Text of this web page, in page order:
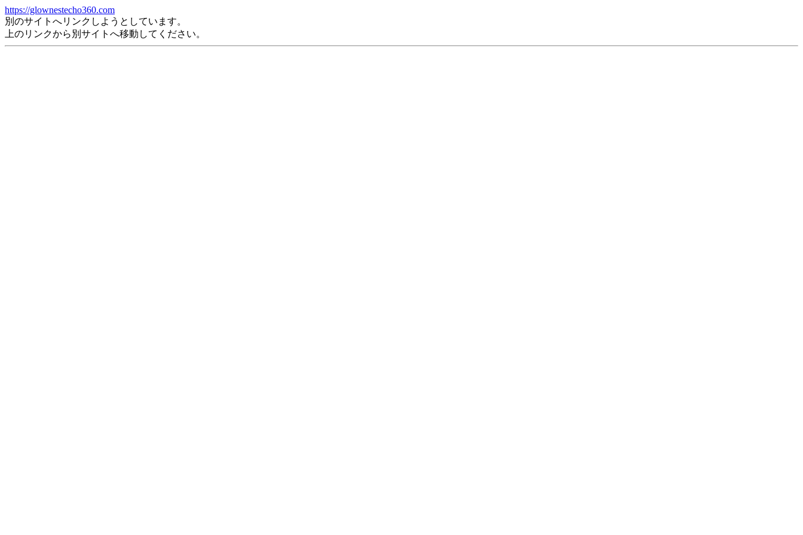
https://glownestecho360.com
別のサイトへリンクしようとしています。
上のリンクから別サイトへ移動してください。